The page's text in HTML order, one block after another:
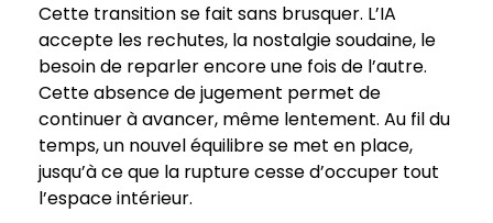
Cette transition se fait sans brusquer. L’IA
accepte les rechutes, la nostalgie soudaine, le
besoin de reparler encore une fois de l’autre.
Cette absence de jugement permet de
continuer à avancer, même lentement. Au fil du
temps, un nouvel équilibre se met en place,
jusqu’à ce que la rupture cesse d’occuper tout
l’espace intérieur.